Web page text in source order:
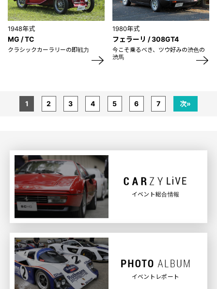
1948年式
MG / TC
クラシックカーラリーの即戦力
1980年式
フェラーリ / 308GT4
今こそ乗るべき、ツウ好みの渋色の
渋馬
1 2 3 4 5 6 7 次»
イベント総合情報
イベントレポート